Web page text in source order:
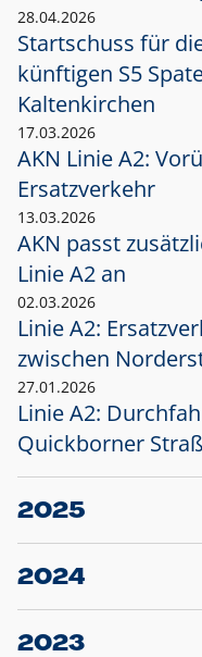
28.04.2026
Startschuss für
künftigen S5
Kaltenkirchen
17.03.2026
AKN Linie A2:
Ersatzverkehr
13.03.2026
AKN passt
Linie A2 an
02.03.2026
Linie A2:
zwischen
27.01.2026
Linie A2:
Quickborner
2025
23.12.2025
Projekt S5: Start
2024
10.12.2024
Großprojekt S5:
2023